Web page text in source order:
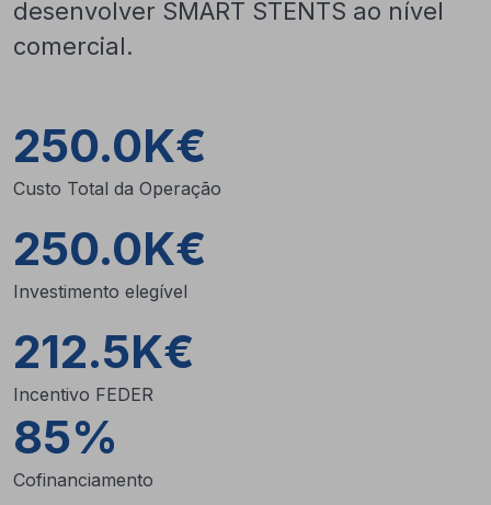
desenvolver SMART STENTS ao nível
comercial.
250.0K€
Custo Total da Operação
250.0K€
Investimento elegível
212.5K€
Incentivo FEDER
85%
Cofinanciamento